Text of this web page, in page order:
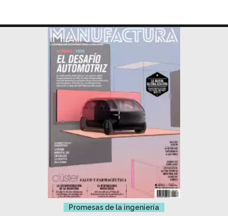
Promesas de la ingeniería